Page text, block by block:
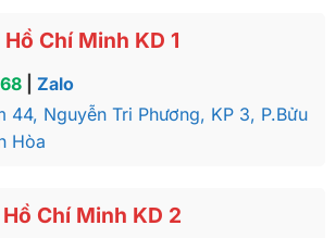
Hồ Chí Minh KD 1
| Zalo
44, Nguyễn Tri Phương, KP 3, P.Bửu
Hòa
Hồ Chí Minh KD 2